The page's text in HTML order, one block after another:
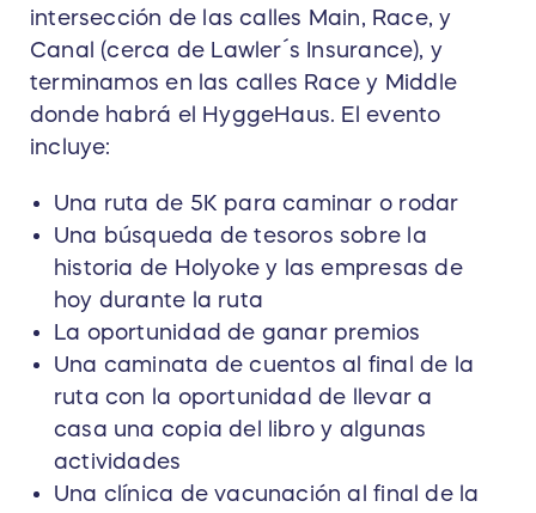
intersección de las calles Main, Race, y
Canal (cerca de Lawler´s Insurance), y
terminamos en las calles Race y Middle
donde habrá el HyggeHaus. El evento
incluye:
Una ruta de 5K para caminar o rodar
Una búsqueda de tesoros sobre la
historia de Holyoke y las empresas de
hoy durante la ruta
La oportunidad de ganar premios
Una caminata de cuentos al final de la
ruta con la oportunidad de llevar a
casa una copia del libro y algunas
actividades
Una clínica de vacunación al final de la